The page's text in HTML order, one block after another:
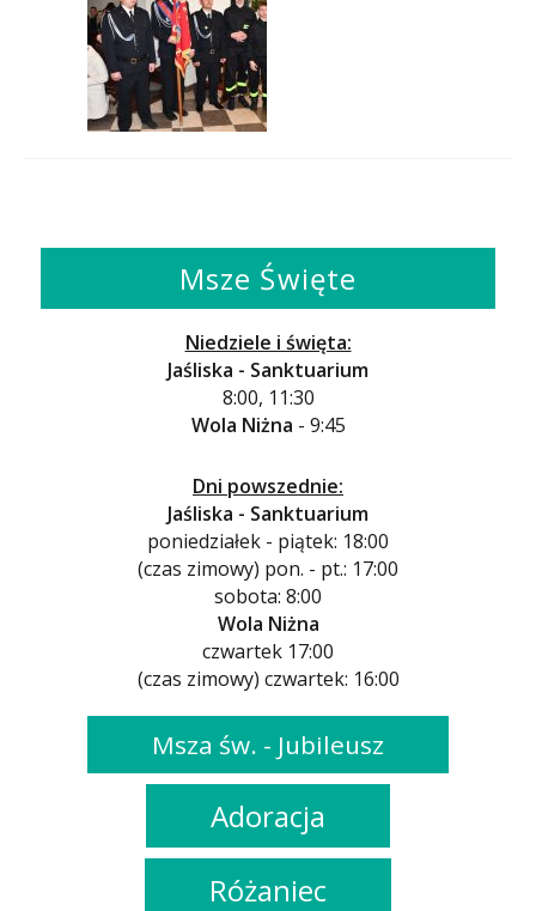
Msze Święte
Niedziele i święta:
Jaśliska - Sanktuarium
8:00, 11:30
Wola Niżna - 9:45
Dni powszednie:
Jaśliska - Sanktuarium
poniedziałek - piątek: 18:00
(czas zimowy) pon. - pt.: 17:00
sobota: 8:00
Wola Niżna
czwartek 17:00
(czas zimowy) czwartek: 16:00
Msza św. - Jubileusz
Adoracja
Różaniec